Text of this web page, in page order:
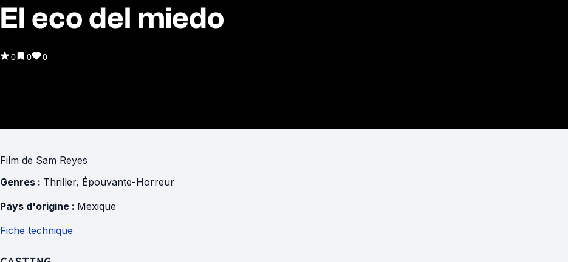
El eco del miedo
0 0 0
Film de Sam Reyes
Genres : Thriller, Épouvante-Horreur
Pays d'origine : Mexique
Fiche technique